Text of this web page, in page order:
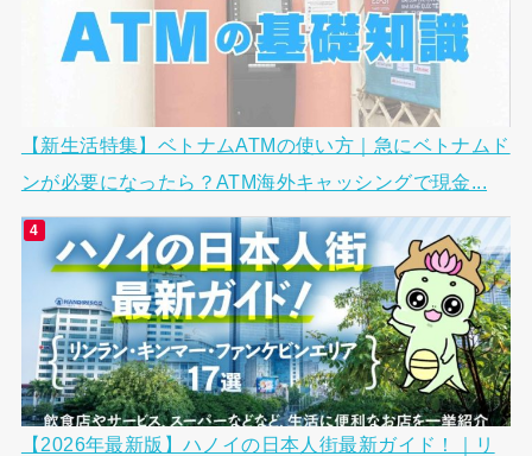
【新生活特集】ベトナムATMの使い方｜急にベトナムド
ンが必要になったら？ATM海外キャッシングで現金...
【2026年最新版】ハノイの日本人街最新ガイド！｜リ